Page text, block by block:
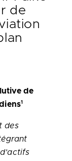
de
de
1
des